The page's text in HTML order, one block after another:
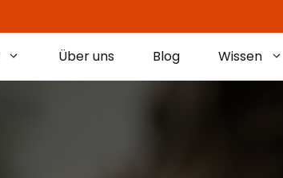
Über uns Blog Wissen